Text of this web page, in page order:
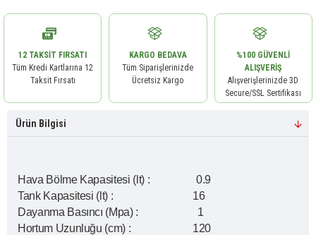
12 TAKSIT FIRSATI
Tüm Kredi Kartlarına 12
Taksit Fırsatı
KARGO BEDAVA
Tüm Siparişlerinizde
Ücretsiz Kargo
%100 GÜVENLI
ALIŞVERIŞ
Alışverişlerinizde 3D
Secure/SSL Sertifikası
Ürün Bilgisi
Hava Bölme Kapasitesi (lt) : 0.9
Tank Kapasitesi (lt) : 16
Dayanma Basıncı (Mpa) : 1
Hortum Uzunluğu (cm) : 120